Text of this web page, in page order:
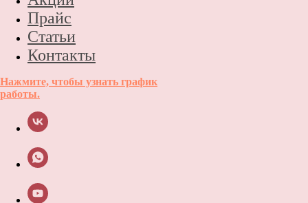
Прайс
Статьи
Контакты
Нажмите, чтобы узнать график
работы.